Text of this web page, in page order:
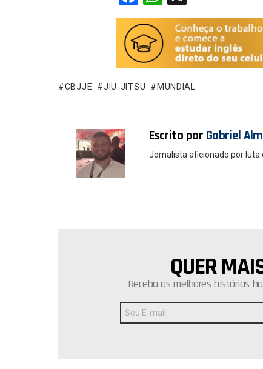
a
ce
b
o
o
h
at
s
A
p
CBJJE JIU-JITSU MUNDIAL
Escrito por Gabriel
Jornalista aficionado por
QUER
Receba as melhores histórias
de
E-